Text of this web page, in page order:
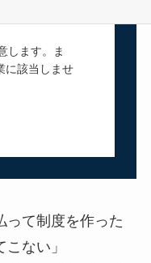
します。ま
に該当しませ
って制度を作った
ない」